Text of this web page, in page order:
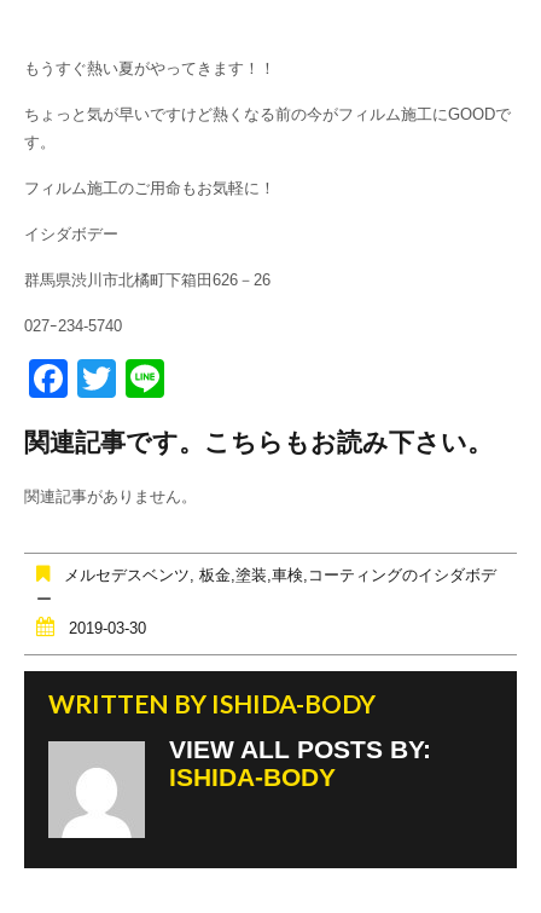
もうすぐ熱い夏がやってきます！！
ちょっと気が早いですけど熱くなる前の今がフィルム施工にGOODで
す。
フィルム施工のご用命もお気軽に！
イシダボデー
群馬県渋川市北橘町下箱田626－26
027ｰ234-5740
F
a
c
e
o
o
k
T
tt
er
e
関連記事です。こちらもお読み下さい。
関連記事がありません。
メルセデスベンツ, 板金,塗装,車検,コーティングのイシダボデ
ー
2019-03-30
WRITTEN BY ISHIDA-BODY
VIEW ALL POSTS BY:
ISHIDA-BODY